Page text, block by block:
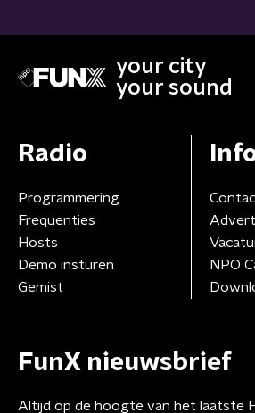
your city
your sound
Radio
Programmering
Frequenties
Hosts
Demo insturen
Gemist
NPO
FunX nieuwsbrief
Altijd op de hoogte van het laatste